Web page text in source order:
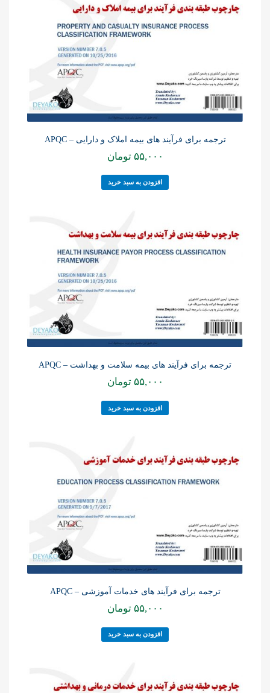
ترجمه برای فرآیند های بیمه املاک و دارایی – APQC
۵۵,۰۰۰ تومان
افزودن به سبد خرید
ترجمه برای فرآیند های بیمه سلامت و بهداشت – APQC
۵۵,۰۰۰ تومان
افزودن به سبد خرید
ترجمه برای فرآیند های خدمات آموزشی – APQC
۵۵,۰۰۰ تومان
افزودن به سبد خرید